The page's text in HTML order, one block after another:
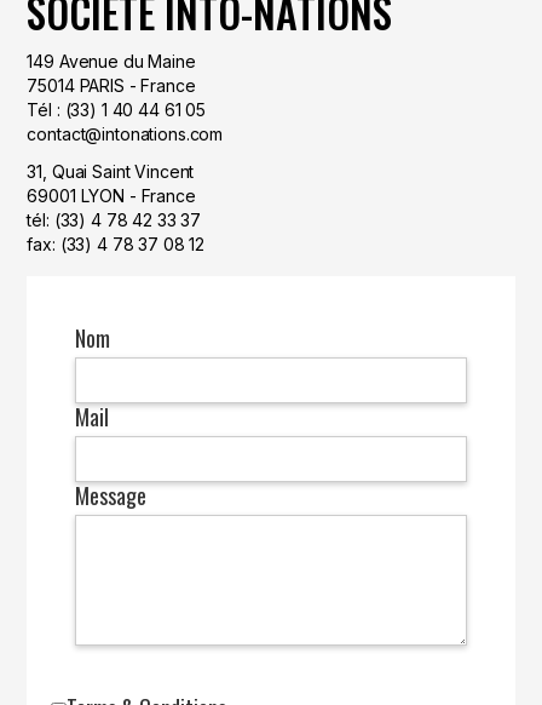
149 Avenue du Maine
75014 PARIS - France
Tél : (33) 1 40 44 61 05
contact@intonations.com
31, Quai Saint Vincent
69001 LYON - France
tél: (33) 4 78 42 33 37
fax: (33) 4 78 37 08 12
Nom
Mail
Message